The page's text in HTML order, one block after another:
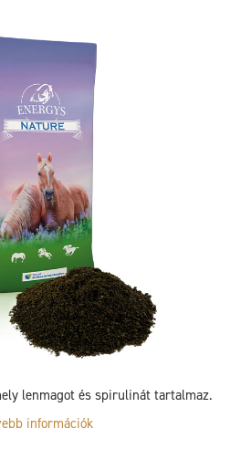
lenmagot és spirulinát tartalmaz.
információk